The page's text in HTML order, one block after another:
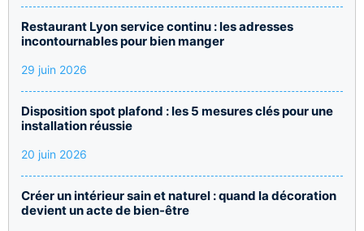
Restaurant Lyon service continu : les adresses
incontournables pour bien manger
29 juin 2026
Disposition spot plafond : les 5 mesures clés pour une
installation réussie
20 juin 2026
Créer un intérieur sain et naturel : quand la décoration
devient un acte de bien-être